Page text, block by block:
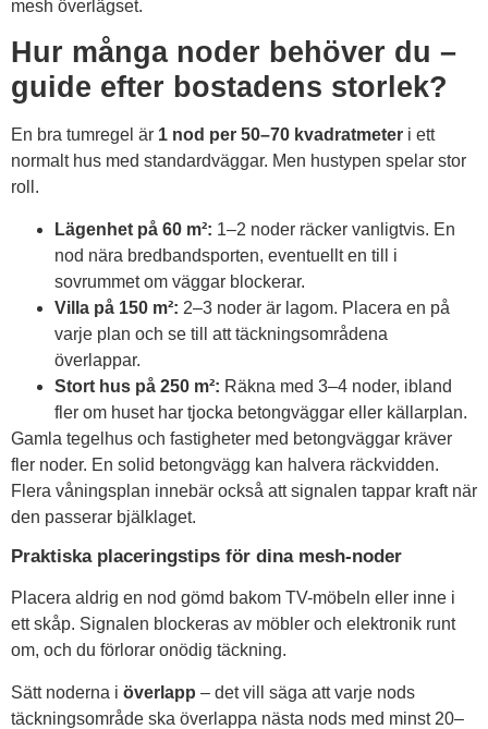
mesh överlägset.
Hur många noder behöver du –
guide efter bostadens storlek?
En bra tumregel är 1 nod per 50–70 kvadratmeter i ett
normalt hus med standardväggar. Men hustypen spelar stor
roll.
Lägenhet på 60 m²: 1–2 noder räcker vanligtvis. En
nod nära bredbandsporten, eventuellt en till i
sovrummet om väggar blockerar.
Villa på 150 m²: 2–3 noder är lagom. Placera en på
varje plan och se till att täckningsområdena
överlappar.
Stort hus på 250 m²: Räkna med 3–4 noder, ibland
fler om huset har tjocka betongväggar eller källarplan.
Gamla tegelhus och fastigheter med betongväggar kräver
fler noder. En solid betongvägg kan halvera räckvidden.
Flera våningsplan innebär också att signalen tappar kraft när
den passerar bjälklaget.
Praktiska placeringstips för dina mesh-noder
Placera aldrig en nod gömd bakom TV-möbeln eller inne i
ett skåp. Signalen blockeras av möbler och elektronik runt
om, och du förlorar onödig täckning.
Sätt noderna i överlapp – det vill säga att varje nods
täckningsområde ska överlappa nästa nods med minst 20–